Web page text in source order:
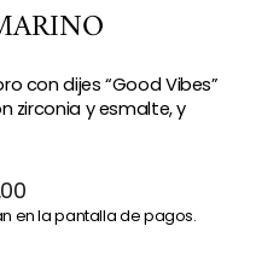
con dijes “Good Vibes”
zirconia y esmalte, y
en la pantalla de pagos.